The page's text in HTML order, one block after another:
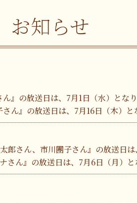
お知らせ
』の放送日は、7月1日（水）となり
ん』の放送日は、7月16日（木）と
郎さん、市川團子さん』の放送日は
ん』の放送日は、7月6日（月）と